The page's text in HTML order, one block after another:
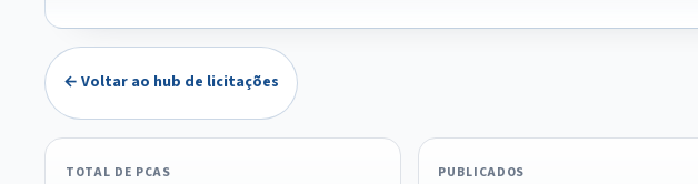
← Voltar ao hub de licitações
TOTAL DE PCAS PUBLICADOS